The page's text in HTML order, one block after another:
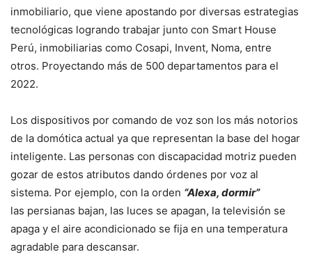
inmobiliario, que viene apostando por diversas estrategias
tecnológicas logrando trabajar junto con Smart House
Perú, inmobiliarias como Cosapi, Invent, Noma, entre
otros. Proyectando más de 500 departamentos para el
2022.
Los dispositivos por comando de voz son los más notorios
de la domótica actual ya que representan la base del hogar
inteligente. Las personas con discapacidad motriz pueden
gozar de estos atributos dando órdenes por voz al
sistema. Por ejemplo, con la orden “Alexa, dormir”
las persianas bajan, las luces se apagan, la televisión se
apaga y el aire acondicionado se fija en una temperatura
agradable para descansar.